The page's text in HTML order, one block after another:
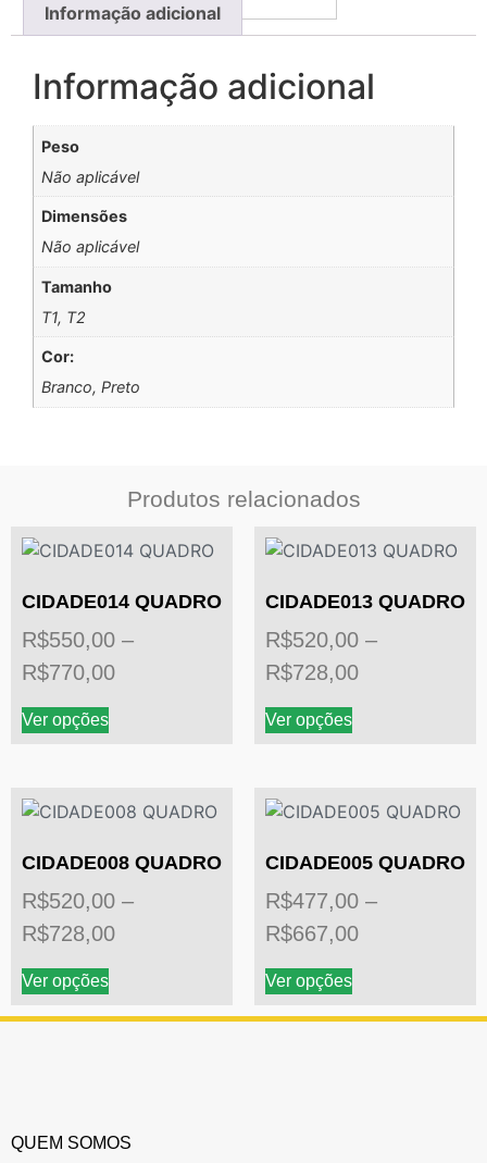
Informação adicional
Informação adicional
Peso
Não aplicável
Dimensões
Não aplicável
Tamanho
T1, T2
Cor:
Branco, Preto
Produtos relacionados
CIDADE014 QUADRO
R$550,00 –
R$770,00
Ver opções
CIDADE013 QUADRO
R$520,00 –
R$728,00
Ver opções
CIDADE008 QUADRO
R$520,00 –
R$728,00
Ver opções
CIDADE005 QUADRO
R$477,00 –
R$667,00
Ver opções
QUEM SOMOS